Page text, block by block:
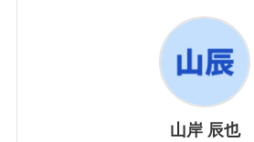
山岸 辰也